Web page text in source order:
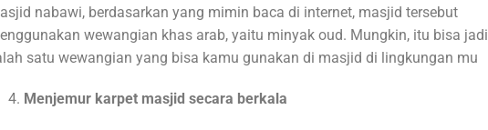
nabawi, berdasarkan yang mimin baca di internet, masjid tersebut
wewangian khas arab, yaitu minyak oud. Mungkin, itu bisa jadi
satu wewangian yang bisa kamu gunakan di masjid di lingkungan mu
Menjemur karpet masjid secara berkala